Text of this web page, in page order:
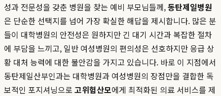
성과 전문성을 갖춘 병원을 찾는 예비 부모님들께,동탄제일병원
은 단순한 선택지를 넘어 가장 확실한 해답을 제시합니다. 많은 분
들이 대학병원의 안전성은 원하지만 긴 대기 시간과 복잡한 절차
에 부담을 느끼고, 일반 여성병원의 편의성은 선호하지만 응급 상
황 대처 능력에 대한 불안감을 가지고 있습니다. 바로 이 지점에서
동탄제일산부인과는 대학병원과 여성병원의 장점만을 결합한 독
보적인 포지셔닝으로 고위험산모에게 최적화된 의료 서비스를 제